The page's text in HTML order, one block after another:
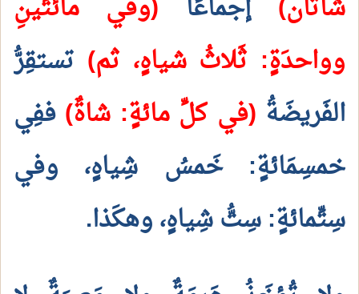
شاتَان) إجماعًا (وفي مائتَينِ
وواحدَةٍ: ثَلاثُ شياهٍ، ثم) تستقِرُّ
الفَريضَةُ (في كلِّ مائةٍ: شاةٌ) ففِي
خمسِمَائةٍ: خَمسُ شِياهٍ، وفي
سِتِّمائةٍ: سِتُّ شِياهٍ، وهكَذا.